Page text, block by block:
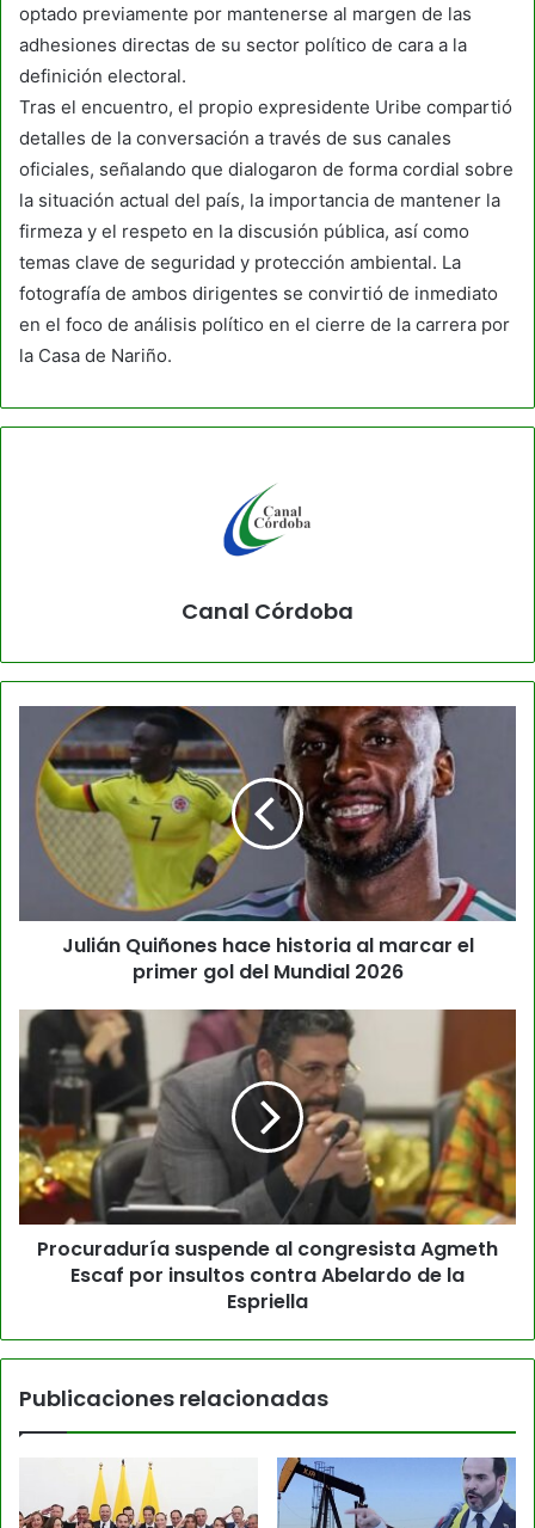
optado previamente por mantenerse al margen de las
adhesiones directas de su sector político de cara a la
definición electoral.
Tras el encuentro, el propio expresidente Uribe compartió
detalles de la conversación a través de sus canales
oficiales, señalando que dialogaron de forma cordial sobre
la situación actual del país, la importancia de mantener la
firmeza y el respeto en la discusión pública, así como
temas clave de seguridad y protección ambiental. La
fotografía de ambos dirigentes se convirtió de inmediato
en el foco de análisis político en el cierre de la carrera por
la Casa de Nariño.
Canal Córdoba
Julián Quiñones hace historia al marcar el
primer gol del Mundial 2026
Procuraduría suspende al congresista Agmeth
Escaf por insultos contra Abelardo de la
Espriella
Publicaciones relacionadas